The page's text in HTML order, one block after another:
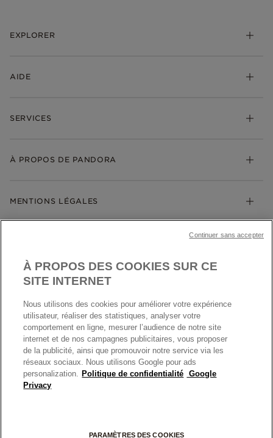
EXPLORER
Bijoux
Trouver une boutique
AIDE
Suivre ma commande
Échanges et retours
Prix en ligne et en boutique
Plan du site
SERVICES
Gravure
À PROPOS DE PANDORA
Carrières
MENTIONS LÉGALES
Politique des cookies
Politique de confidentialité
Conditions générales de vente
Conditions générales de vente Click & Collect
Plateforme ODR
Information sur le fabricant et l'importateur
Index égalité Femme/Homme
FRANCE
France
© TOUS DROITS RESERVES. 2026 Pandora
À PROPOS DES COOKIES SUR CE
SITE INTERNET
Nous utilisons des cookies pour améliorer votre expérience
utilisateur, réaliser des statistiques, analyser votre
comportement en ligne, mesurer l’audience de notre site
internet et de nos campagnes publicitaires, vous proposer
de la publicité, ainsi que promouvoir notre service via les
réseaux sociaux. Nous utilisons Google pour ads
personalization. Politique de confidentialité Google
Privacy
PARAMÈTRES DES COOKIES
Continuer sans accepter